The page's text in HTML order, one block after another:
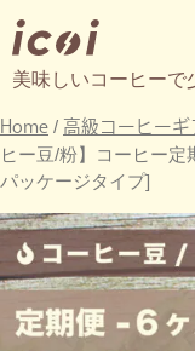
美味しいコーヒーで
Home / 高級コーヒーギ
ヒー豆/粉】コーヒー
パッケージタイプ]